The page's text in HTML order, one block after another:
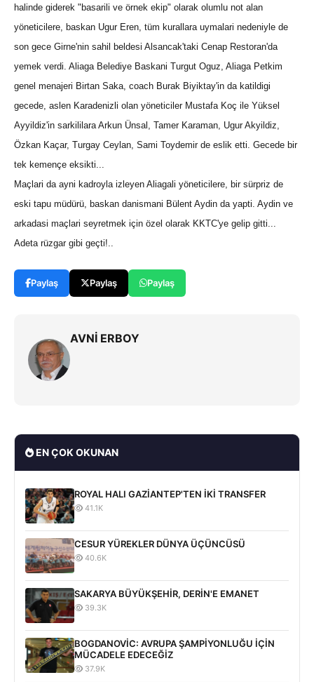
halinde giderek "basarili ve örnek ekip" olarak olumlu not alan
yöneticilere, baskan Ugur Eren, tüm kurallara uymalari nedeniyle de
son gece Girne'nin sahil beldesi Alsancak'taki Cenap Restoran'da
yemek verdi. Aliaga Belediye Baskani Turgut Oguz, Aliaga Petkim
genel menajeri Birtan Saka, coach Burak Biyiktay'in da katildigi
gecede, aslen Karadenizli olan yöneticiler Mustafa Koç ile Yüksel
Ayyildiz'in sarkililara Arkun Ünsal, Tamer Karaman, Ugur Akyildiz,
Özkan Kaçar, Turgay Ceylan, Sami Toydemir de eslik etti. Gecede bir
tek kemençe eksikti...
Maçlari da ayni kadroyla izleyen Aliagali yöneticilere, bir sürpriz de
eski tapu müdürü, baskan danismani Bülent Aydin da yapti. Aydin ve
arkadasi maçlari seyretmek için özel olarak KKTC'ye gelip gitti...
Adeta rüzgar gibi geçti!..
Paylaş Paylaş Paylaş
AVNİ ERBOY
EN ÇOK OKUNAN
ROYAL HALI GAZİANTEP'TEN İKİ TRANSFER
41.1K
CESUR YÜREKLER DÜNYA ÜÇÜNCÜSÜ
40.6K
SAKARYA BÜYÜKŞEHİR, DERİN'E EMANET
39.3K
BOGDANOVİC: AVRUPA ŞAMPİYONLUĞU İÇİN
MÜCADELE EDECEĞİZ
37.9K